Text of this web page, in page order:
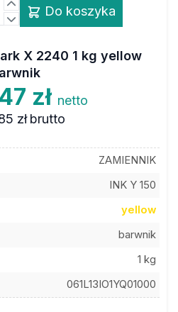
Do koszyka
X 2240 1 kg yellow
zł netto
zł brutto
ZAMIENNIK
INK Y 150
yellow
barwnik
1 kg
061L13IO1YQ01000